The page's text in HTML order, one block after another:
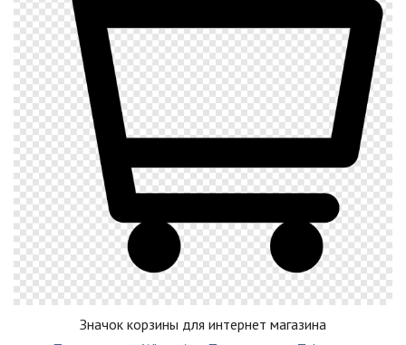
Значок корзины для интернет магазина